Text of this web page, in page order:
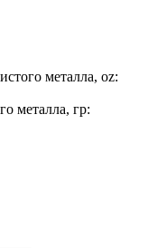
металла, oz:
металла, гр: